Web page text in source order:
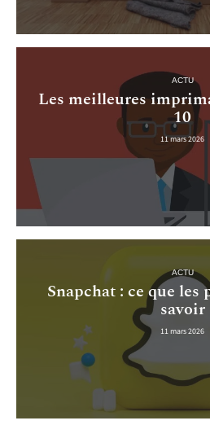
ACTU
Les meilleures
10
11 mars 2026
ACTU
Snapchat : ce que
savoir
11 mars 2026